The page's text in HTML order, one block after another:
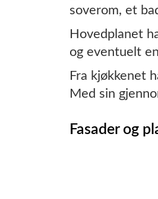
soverom, et
Hovedplanet
og eventuelt
Fra kjøkkenet
Med sin
Fasader og